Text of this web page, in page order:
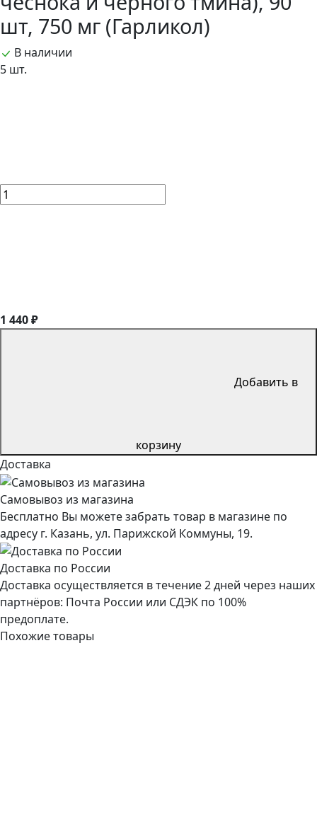
шт, 750 мг (Гарликол)
В наличии
5 шт.
1 440 ₽
Добавить в
корзину
Доставка
Самовывоз из магазина
Бесплатно Вы можете забрать товар в магазине по
адресу г. Казань, ул. Парижской Коммуны, 19.
Доставка по России
Доставка осуществляется в течение 2 дней через наших
партнёров: Почта России или СДЭК по 100%
предоплате.
Похожие товары